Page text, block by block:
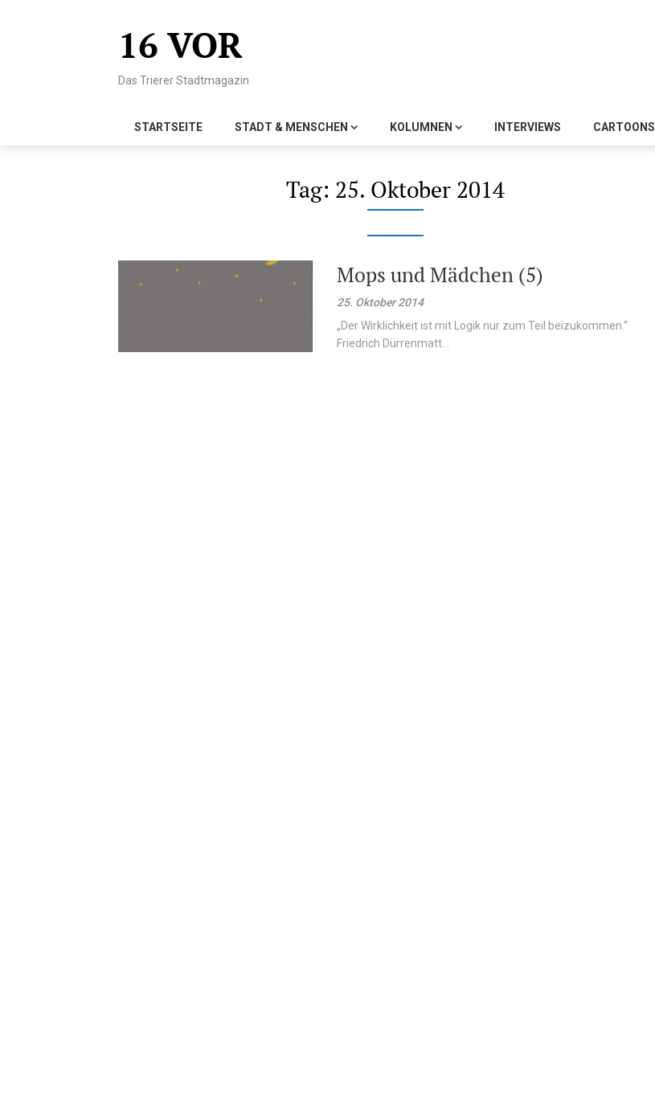
16 VOR
Das Trierer Stadtmagazin
STARTSEITE STADT & MENSCHEN KOLUMNEN INTERVIEWS CARTOONS
Tag: 25. Oktober 2014
Mops und Mädchen (5)
25. Oktober 2014
„Der Wirklichkeit ist mit Logik nur zum Teil beizukommen.“
Friedrich Dürrenmatt...